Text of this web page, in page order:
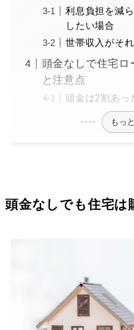
利息負担を減
したい場合
世帯収入がそ
頭金なしで住宅ロ
と注意点
頭金は2割あっ
もっ
頭金なしでも住宅は